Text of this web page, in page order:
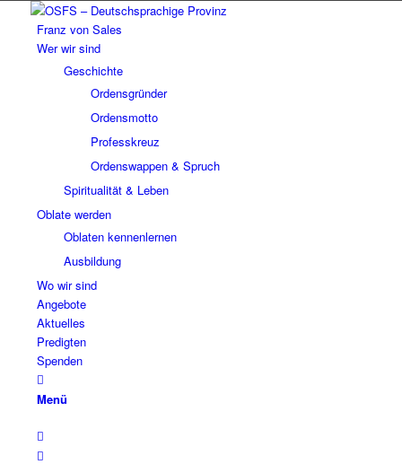
Franz von Sales
Wer wir sind
Geschichte
Ordensgründer
Ordensmotto
Professkreuz
Ordenswappen & Spruch
Spiritualität & Leben
Oblate werden
Oblaten kennenlernen
Ausbildung
Wo wir sind
Angebote
Aktuelles
Predigten
Spenden
Menü